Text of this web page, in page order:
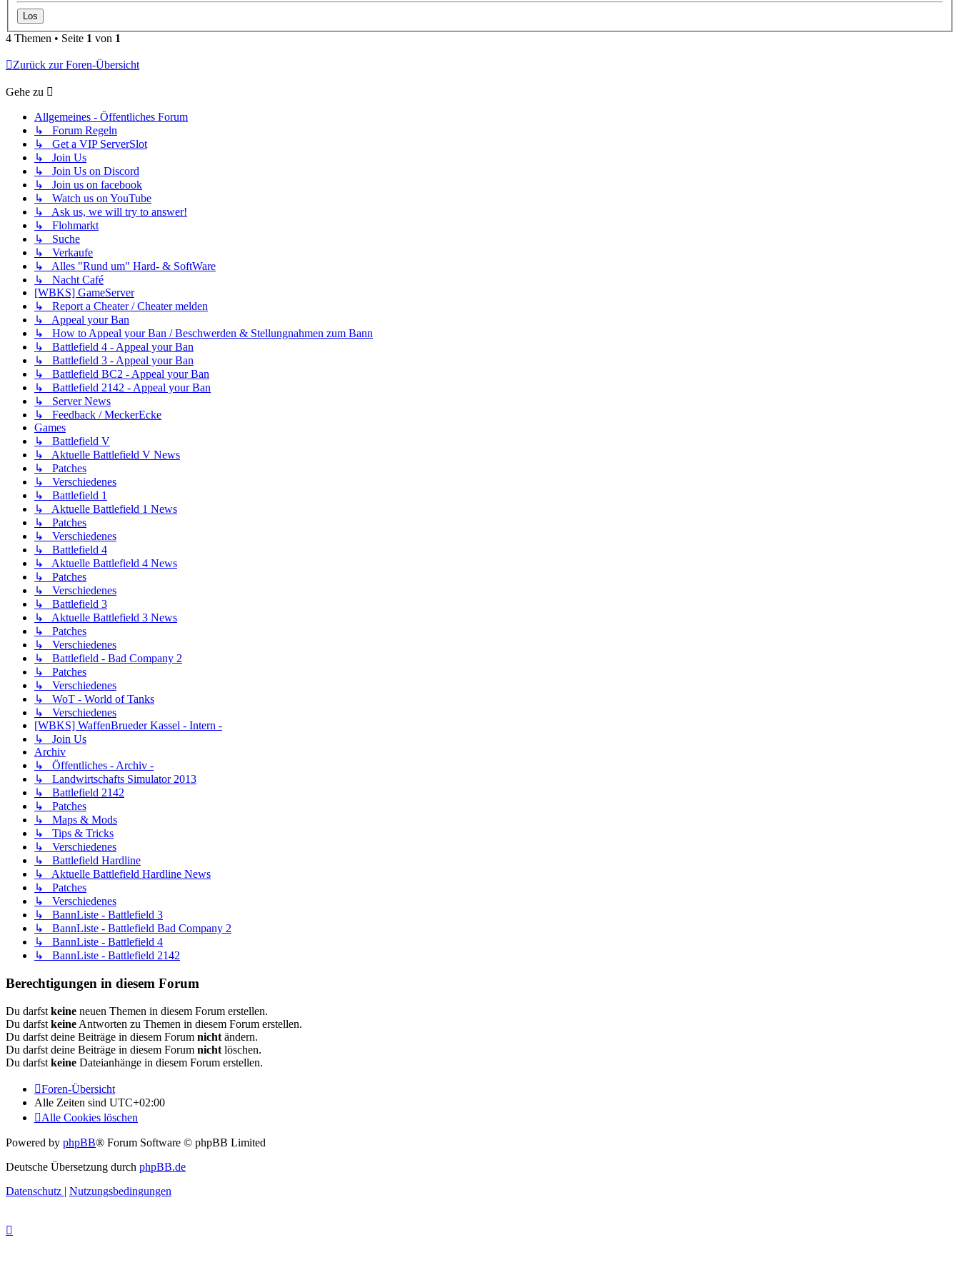
4 Themen • Seite 1 von 1
Zurück zur Foren-Übersicht
Gehe zu
Allgemeines - Öffentliches Forum
↳ Forum Regeln
↳ Get a VIP ServerSlot
↳ Join Us
↳ Join Us on Discord
↳ Join us on facebook
↳ Watch us on YouTube
↳ Ask us, we will try to answer!
↳ Flohmarkt
↳ Suche
↳ Verkaufe
↳ Alles "Rund um" Hard- & SoftWare
↳ Nacht Café
[WBKS] GameServer
↳ Report a Cheater / Cheater melden
↳ Appeal your Ban
↳ How to Appeal your Ban / Beschwerden & Stellungnahmen zum Bann
↳ Battlefield 4 - Appeal your Ban
↳ Battlefield 3 - Appeal your Ban
↳ Battlefield BC2 - Appeal your Ban
↳ Battlefield 2142 - Appeal your Ban
↳ Server News
↳ Feedback / MeckerEcke
Games
↳ Battlefield V
↳ Aktuelle Battlefield V News
↳ Patches
↳ Verschiedenes
↳ Battlefield 1
↳ Aktuelle Battlefield 1 News
↳ Patches
↳ Verschiedenes
↳ Battlefield 4
↳ Aktuelle Battlefield 4 News
↳ Patches
↳ Verschiedenes
↳ Battlefield 3
↳ Aktuelle Battlefield 3 News
↳ Patches
↳ Verschiedenes
↳ Battlefield - Bad Company 2
↳ Patches
↳ Verschiedenes
↳ WoT - World of Tanks
↳ Verschiedenes
[WBKS] WaffenBrueder Kassel - Intern -
↳ Join Us
Archiv
↳ Öffentliches - Archiv -
↳ Landwirtschafts Simulator 2013
↳ Battlefield 2142
↳ Patches
↳ Maps & Mods
↳ Tips & Tricks
↳ Verschiedenes
↳ Battlefield Hardline
↳ Aktuelle Battlefield Hardline News
↳ Patches
↳ Verschiedenes
↳ BannListe - Battlefield 3
↳ BannListe - Battlefield Bad Company 2
↳ BannListe - Battlefield 4
↳ BannListe - Battlefield 2142
Berechtigungen in diesem Forum
Du darfst keine neuen Themen in diesem Forum erstellen.
Du darfst keine Antworten zu Themen in diesem Forum erstellen.
Du darfst deine Beiträge in diesem Forum nicht ändern.
Du darfst deine Beiträge in diesem Forum nicht löschen.
Du darfst keine Dateianhänge in diesem Forum erstellen.
Foren-Übersicht
Alle Zeiten sind UTC+02:00
Alle Cookies löschen
Powered by phpBB® Forum Software © phpBB Limited
Deutsche Übersetzung durch phpBB.de
Datenschutz | Nutzungsbedingungen